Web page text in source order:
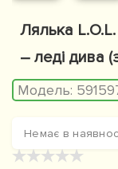
Лялька L.O.L.
– леді дива
Модель:
Немає в
★★★★★